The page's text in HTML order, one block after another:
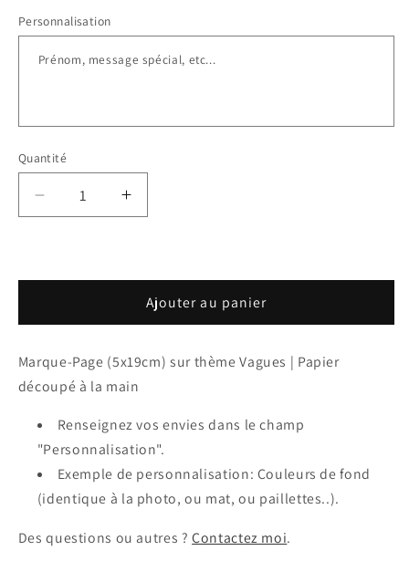
Personnalisation
Quantité
Réduire
la
Marque-
thème
Augmenter
la
Marque-
Page
thème
Ajouter au panier
Marque-Page (5x19cm) sur thème Vagues | Papier
découpé à la main
Renseignez vos envies dans le champ
"Personnalisation".
Exemple de personnalisation: Couleurs de fond
(identique à la photo, ou mat, ou paillettes..).
Des questions ou autres ?Contactez moi.